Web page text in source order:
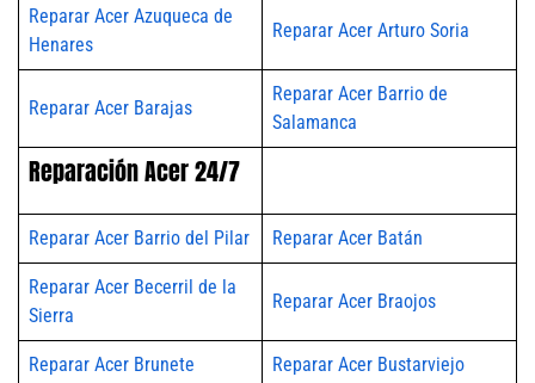
Reparar Acer Azuqueca de
Henares
Reparar Acer Arturo Soria
Reparar Acer Barajas
Reparar Acer Barrio de
Salamanca
Reparación Acer 24/7
Reparar Acer Barrio del Pilar Reparar Acer Batán
Reparar Acer Becerril de la
Sierra
Reparar Acer Braojos
Reparar Acer Brunete Reparar Acer Bustarviejo